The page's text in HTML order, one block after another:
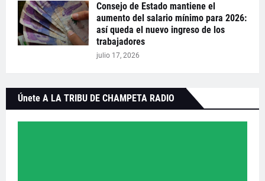
Consejo de Estado mantiene el
aumento del salario mínimo para 2026:
así queda el nuevo ingreso de los
trabajadores
julio 17, 2026
Únete A LA TRIBU DE CHAMPETA RADIO